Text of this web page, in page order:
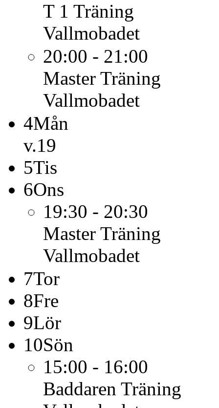
T 1 Träning
Vallmobadet
20:00 - 21:00
Master Träning
Vallmobadet
4Mån
v.19
5Tis
6Ons
19:30 - 20:30
Master Träning
Vallmobadet
7Tor
8Fre
9Lör
10Sön
15:00 - 16:00
Baddaren Träning